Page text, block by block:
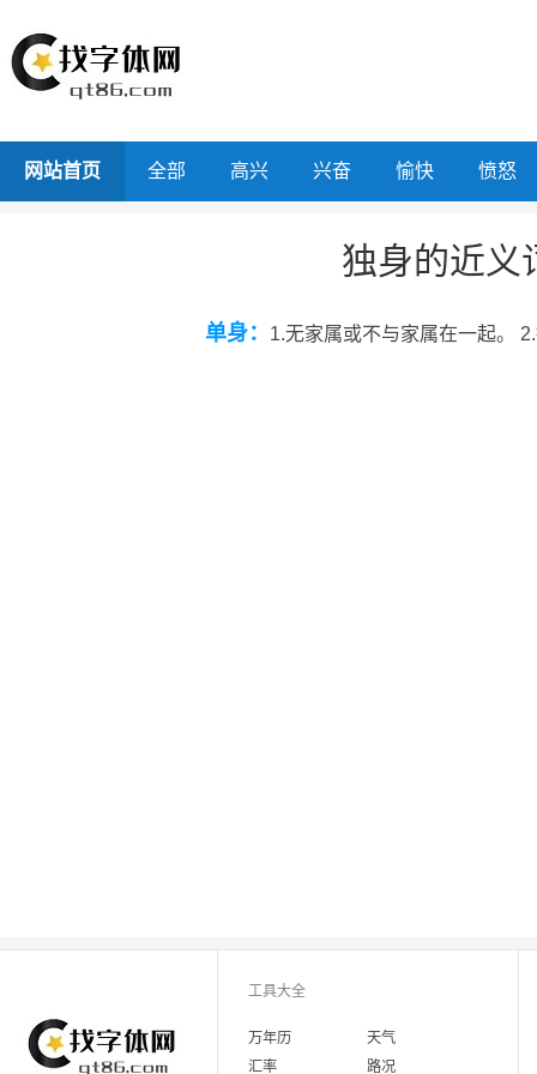
网站首页 全部 高兴 兴奋 愉快 愤怒
独身的近义
单身： 1.无家属或不与家属在一起。
工具大全
万年历
天气
汇率
路况